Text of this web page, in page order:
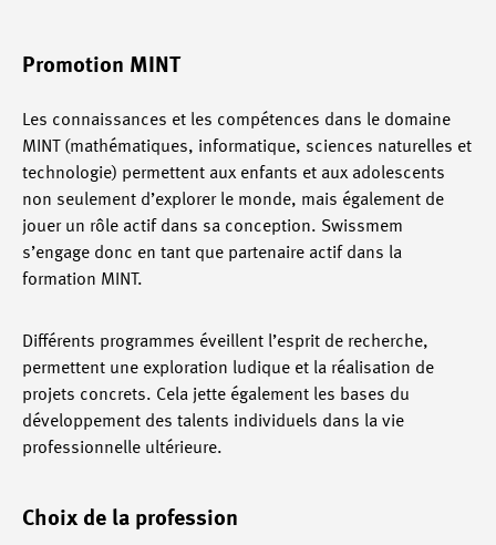
Promotion MINT
Les connaissances et les compétences dans le domaine
MINT (mathématiques, informatique, sciences naturelles et
technologie) permettent aux enfants et aux adolescents
non seulement d’explorer le monde, mais également de
jouer un rôle actif dans sa conception. Swissmem
s’engage donc en tant que partenaire actif dans la
formation MINT.
Différents programmes éveillent l’esprit de recherche,
permettent une exploration ludique et la réalisation de
projets concrets. Cela jette également les bases du
développement des talents individuels dans la vie
professionnelle ultérieure.
Choix de la profession